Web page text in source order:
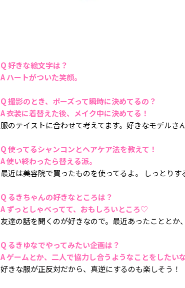
Q 好きな絵文字は？
A ハートがついた笑顔。
Q 撮影のとき、ポーズって瞬時に決めてるの？
A 衣装に着替えた後、メイク中に決めてる！
服のテイストに合わせて考えてます。好きなモデルさ
Q 使ってるシャンコンとヘアケア法を教えて！
A 使い終わったら替える派。
最近は美容院で買ったものを使ってるよ。 しっとりす
Q るきちゃんの好きなところは？
A ずっとしゃべってて、おもしろいところ♡
友達の話を聞くのが好きなので。最近あったことと
Q るきゆなでやってみたい企画は？
A ゲームとか、二人で協力し合うようなことをしたいな
好きな服が正反対だから、真逆にするのも楽しそう